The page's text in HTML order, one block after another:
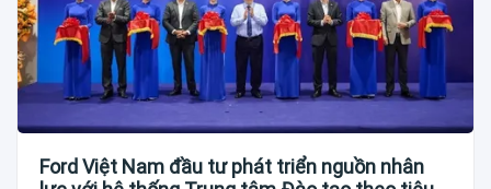
Ford Việt Nam đầu tư phát triển nguồn nhân